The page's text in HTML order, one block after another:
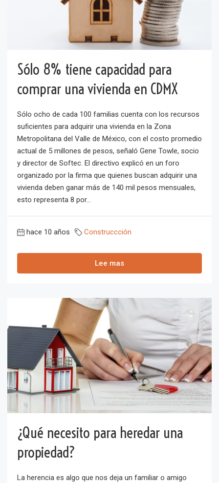
Sólo 8% tiene capacidad para
comprar una vivienda en CDMX
Sólo ocho de cada 100 familias cuenta con los recursos
suficientes para adquirir una vivienda en la Zona
Metropolitana del Valle de México, con el costo promedio
actual de 5 millones de pesos, señaló Gene Towle, socio
y director de Softec. El directivo explicó en un foro
organizado por la firma que quienes buscan adquirir una
vivienda deben ganar más de 140 mil pesos mensuales,
esto representa 8 por...
hace 10 años Construccción
Lee mas
¿Qué necesito para heredar una
propiedad?
La herencia es algo que nos deja un familiar o amigo